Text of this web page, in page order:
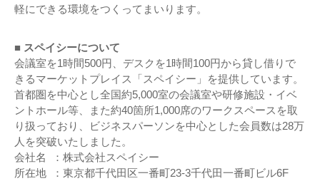
軽にできる環境をつくってまいります。
■ スペイシーについて
会議室を1時間500円、デスクを1時間100円から貸し借りで
きるマーケットプレイス「スペイシー」を提供しています。
首都圏を中心とし全国約5,000室の会議室や研修施設・イベ
ントホール等、また約40箇所1,000席のワークスペースを取
り扱っており、ビジネスパーソンを中心とした会員数は28万
人を突破いたしました。
会社名 ：株式会社スペイシー
所在地 ：東京都千代田区一番町23-3千代田一番町ビル6F